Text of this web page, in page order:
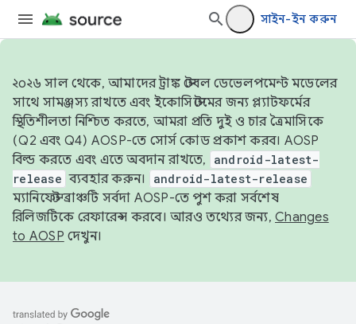
সাইন-ইন করুন
২০২৬ সাল থেকে, আমাদের ট্রাঙ্ক স্টেবল ডেভেলপমেন্ট মডেলের
সাথে সামঞ্জস্য রাখতে এবং ইকোসিস্টেমের জন্য প্ল্যাটফর্মের
স্থিতিশীলতা নিশ্চিত করতে, আমরা প্রতি দুই ও চার ত্রৈমাসিকে
(Q2 এবং Q4) AOSP-তে সোর্স কোড প্রকাশ করব। AOSP
বিল্ড করতে এবং এতে অবদান রাখতে,
android-latest-
release ব্যবহার করুন। android-latest-release
ম্যানিফেস্ট ব্রাঞ্চটি সর্বদা AOSP-তে পুশ করা সর্বশেষ
রিলিজটিকে রেফারেন্স করবে। আরও তথ্যের জন্য, Changes
to AOSP দেখুন।